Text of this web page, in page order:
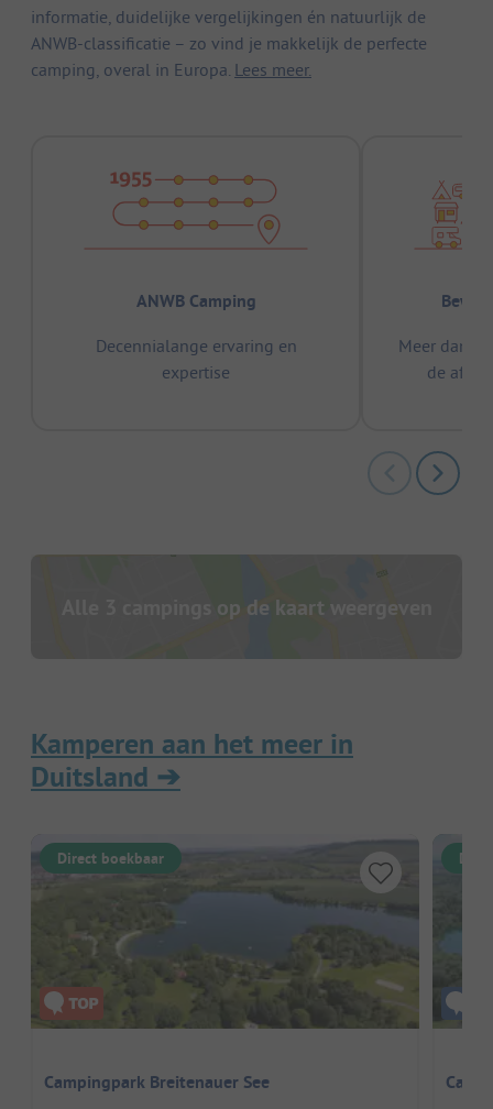
informatie, duidelijke vergelijkingen én natuurlijk de
ANWB-classificatie – zo vind je makkelijk de perfecte
camping, overal in Europa. Lees meer.
ANWB Camping
Decennialange ervaring en
expertise
Meer dan
de
Alle 3 campings op de kaart weergeven
Kamperen aan het meer in
Duitsland ➔
Direct boekbaar
Campingpark Breitenauer See